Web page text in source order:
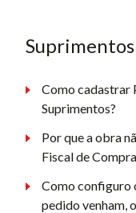
Suprimentos
Como cadastrar
Suprimentos?
Por que a obra
Fiscal de
Como configuro
pedido venham,